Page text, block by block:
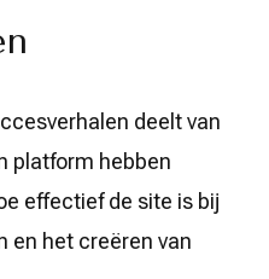
deelt van
platform hebben
effectief de site is bij
en het creëren van